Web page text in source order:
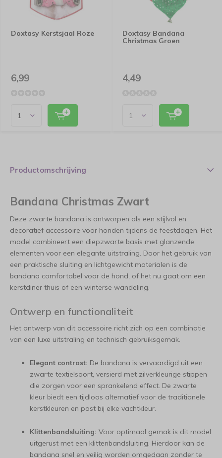
Doxtasy Kerstsjaal Roze
6,99
Doxtasy Bandana
Christmas Groen
4,49
Productomschrijving
Bandana Christmas Zwart
Deze zwarte bandana is ontworpen als een stijlvol en
decoratief accessoire voor honden tijdens de feestdagen. Het
model combineert een diepzwarte basis met glanzende
elementen voor een elegante uitstraling. Door het gebruik van
een praktische sluiting en lichtgewicht materialen is de
bandana comfortabel voor de hond, of het nu gaat om een
kerstdiner thuis of een winterse wandeling.
Ontwerp en functionaliteit
Het ontwerp van dit accessoire richt zich op een combinatie
van een luxe uitstraling en technisch gebruiksgemak.
Elegant contrast: De bandana is vervaardigd uit een
zwarte textielsoort, versierd met zilverkleurige stippen
die zorgen voor een sprankelend effect. De zwarte
kleur biedt een tijdloos alternatief voor de traditionele
kerstkleuren en past bij elke vachtkleur.
Klittenbandsluiting: Voor optimaal gemak is dit model
uitgerust met een klittenbandsluiting. Hierdoor kan de
bandana snel en veilig worden omgedaan zonder te